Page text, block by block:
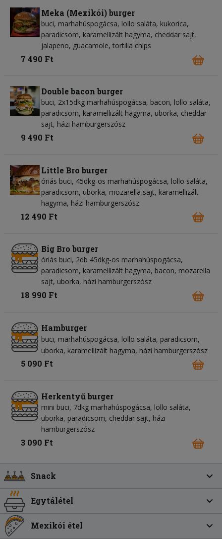
Meka (Mexikói) burger
buci, marhahúspogácsa, lollo saláta, kukorica,
paradicsom, karamellizált hagyma, cheddar sajt,
jalapeno, guacamole, tortilla chips
7 490 Ft
Double bacon burger
buci, 2x15dkg marhahúspogácsa, bacon, lollo saláta,
paradicsom, karamellizált hagyma, uborka, cheddar
sajt, házi hamburgerszósz
9 490 Ft
Little Bro burger
óriás buci, 45dkg-os marhahúspogácsa, lollo saláta,
paradicsom, uborka, mozarella sajt, karamellizált
hagyma, házi hamburgerszósz
12 490 Ft
Big Bro burger
óriás buci, 2db 45dkg-os marhahúspogácsa,
paradicsom, karamellizált hagyma, bacon, mozarella
sajt, uborka, házi hamburgerszósz
18 990 Ft
Hamburger
buci marhahúspogácsa lollo saláta paradicsom
uborka karamellizált hagyma házi hamburgerszósz
5 090 Ft
Herkentyű burger
mini buci, 7dkg marhahúspogácsa, lollo saláta,
uborka, paradicsom, cheddar sajt, házi
hamburgerszósz
3 090 Ft
Snack
Egytálétel
Mexikói étel